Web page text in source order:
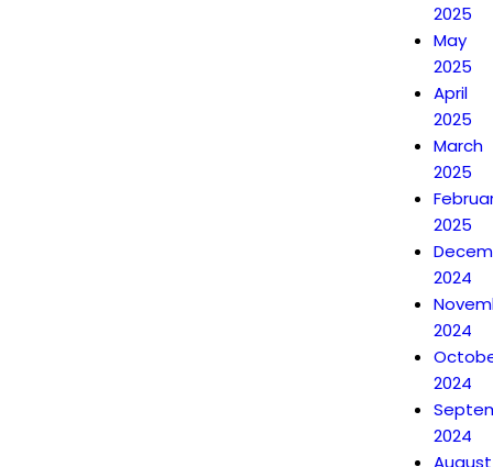
2025
May
2025
April
2025
March
2025
2025
2024
2024
2024
2024
August